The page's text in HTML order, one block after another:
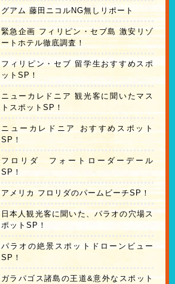
グアム 藤田ニコルNG無しリポート
緊急企画 フィリピン・セブ島 激安リゾ
ートホテル徹底調査！
フィリピン・セブ 留学生おすすめスポ
ットSP！
ニューカレドニア 観光客に聞いたマス
トスポットSP！
ニューカレドニア おすすめスポット
SP！
フロリダ フォートローダーデール
SP！
アメリカ フロリダのパームビーチSP！
日本人観光客に聞いた、パラオの穴場ス
ポットSP！
パラオの絶景スポットドローンビュー
SP！
ガラパゴス諸島の王道&意外なスポット